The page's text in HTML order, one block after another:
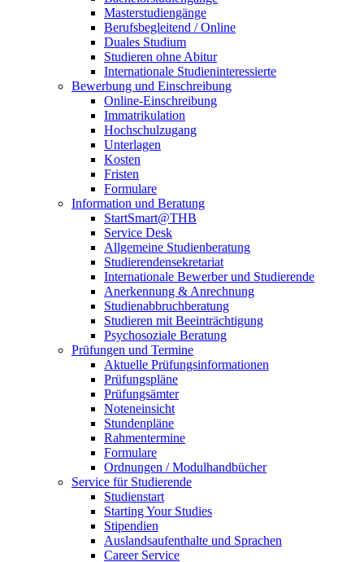
Masterstudiengänge
Berufsbegleitend / Online
Duales Studium
Studieren ohne Abitur
Internationale Studieninteressierte
Bewerbung und Einschreibung
Online-Einschreibung
Immatrikulation
Hochschulzugang
Unterlagen
Kosten
Fristen
Formulare
Information und Beratung
StartSmart@THB
Service Desk
Allgemeine Studienberatung
Studierendensekretariat
Internationale Bewerber und Studierende
Anerkennung & Anrechnung
Studienabbruchberatung
Studieren mit Beeinträchtigung
Psychosoziale Beratung
Prüfungen und Termine
Aktuelle Prüfungsinformationen
Prüfungspläne
Prüfungsämter
Noteneinsicht
Stundenpläne
Rahmentermine
Formulare
Ordnungen / Modulhandbücher
Service für Studierende
Studienstart
Starting Your Studies
Stipendien
Auslandsaufenthalte und Sprachen
Career Service